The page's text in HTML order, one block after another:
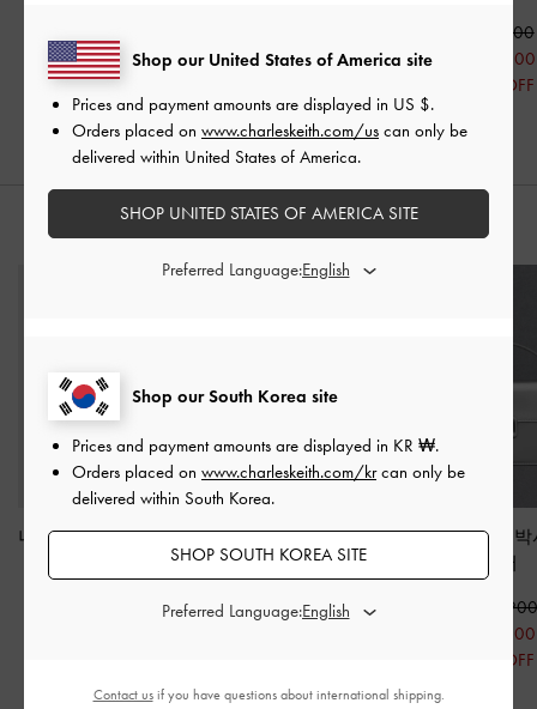
₩145,900
₩73,000
50% OFF
₩63,000
₩89,900
₩53,900
40% OFF
스타일링 팁
나일론 쉐브론 숄더백-
브리나 메탈릭 커브드
호보백-실버
₩99,900
레더 메탈릭
실버
₩95,900
40% OFF
Shop our South Korea site
Prices and payment amounts are displayed in KR ₩.
Orders placed on www.charleskeith.com/krcan only be
delivered within South Korea.
SHOP SOUTH KOREA SITE
Preferred Language:
Shop our United States of America site
Prices and payment amounts are displayed in US $.
Orders placed on www.charleskeith.com/us can only be
delivered within United States of America.
SHOP UNITED STATES OF AMERICA SITE
Preferred Language:
Contact usif you have questions about international shipping.